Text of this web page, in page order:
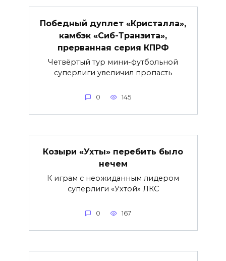
Победный дуплет «Кристалла»,
камбэк «Сиб-Транзита»,
прерванная серия КПРФ
Четвёртый тур мини-футбольной
суперлиги увеличил пропасть
0 145
Козыри «Ухты» перебить было
нечем
К играм с неожиданным лидером
суперлиги «Ухтой» ЛКС
0 167